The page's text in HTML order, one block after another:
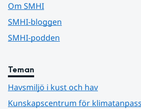
Om SMHI
SMHI-bloggen
SMHI-podden
Teman
Havsmiljö i kust och hav
Kunskapscentrum för